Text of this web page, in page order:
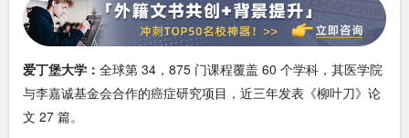
爱丁堡大学： 全球第 34，875 门课程覆盖 60 个学科，其医学院
与李嘉诚基金会合作的癌症研究项目，近三年发表《柳叶刀》论
文 27 篇。